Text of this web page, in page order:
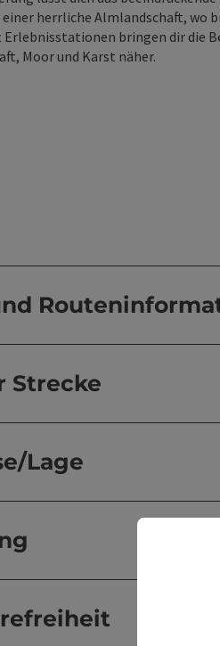
herrliche Almlandschaft, wo
Erlebnisstationen bringen dir die
Moor und Karst näher.
Strecke
Lage